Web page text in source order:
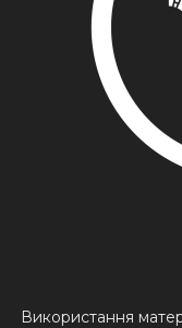
Використання